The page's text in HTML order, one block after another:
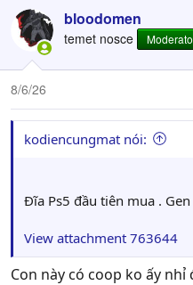
c
t
o
n
s
:
bloodomen
temet nosce
8/6/26
kodiencungmat nói:
Đĩa Ps5 đầu tiên mua .
View attachment 763644
Con này có coop ko ấy